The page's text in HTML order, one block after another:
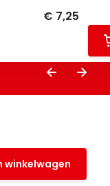
€ 7,25
winkelwagen